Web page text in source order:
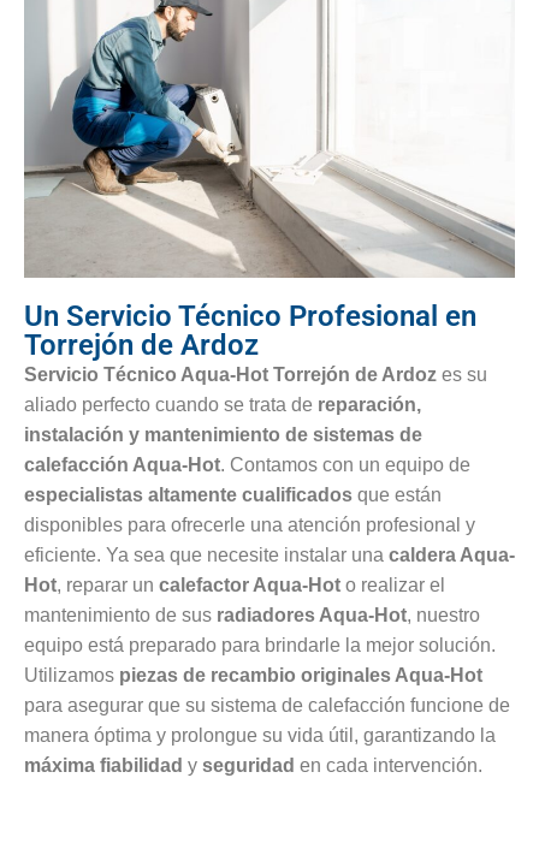
Un Servicio Técnico Profesional en
Torrejón de Ardoz
Servicio Técnico Aqua-Hot Torrejón de Ardoz es su
aliado perfecto cuando se trata de reparación,
instalación y mantenimiento de sistemas de
calefacción Aqua-Hot. Contamos con un equipo de
especialistas altamente cualificados que están
disponibles para ofrecerle una atención profesional y
eficiente. Ya sea que necesite instalar una caldera Aqua-
Hot, reparar un calefactor Aqua-Hot o realizar el
mantenimiento de sus radiadores Aqua-Hot, nuestro
equipo está preparado para brindarle la mejor solución.
Utilizamos piezas de recambio originales Aqua-Hot
para asegurar que su sistema de calefacción funcione de
manera óptima y prolongue su vida útil, garantizando la
máxima fiabilidad y seguridad en cada intervención.